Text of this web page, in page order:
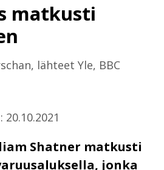
matkusti
lähteet Yle, BBC
Shatner matkusti
jonka